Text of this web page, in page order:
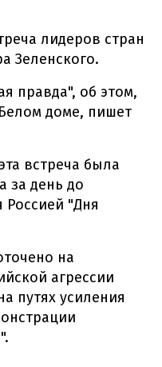
лидеров стран
Зеленского.
правда", об этом,
доме, пишет
встреча была
за день до
Россией "Дня
на
агрессии
путях усиления